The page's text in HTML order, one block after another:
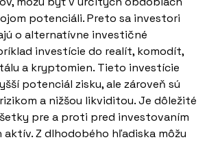
potenciáli. Preto sa investori
o alternatívne investičné
investície do realít, komodít,
a kryptomien. Tieto investície
potenciál zisku, ale zároveň sú
a nižšou likviditou. Je dôležité
pre a proti pred investovaním
Z dlhodobého hľadiska môžu